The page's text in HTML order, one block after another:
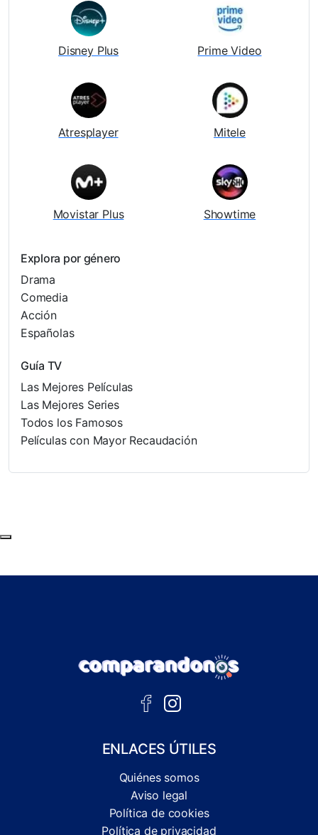
Disney Plus Prime Video
Atresplayer Mitele
Movistar Plus Showtime
Explora por género
Drama
Comedia
Acción
Españolas
Guía TV
Las Mejores Películas
Las Mejores Series
Todos los Famosos
Películas con Mayor Recaudación
ENLACES ÚTILES
Quiénes somos
Aviso legal
Política de cookies
Política de privacidad